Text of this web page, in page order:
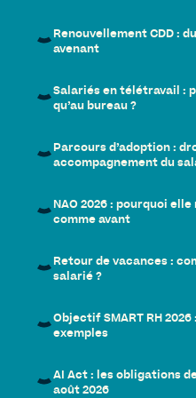
Renouvellement CDD :
avenant
Salariés en télétravail :
qu’au bureau ?
Parcours d’adoption :
accompagnement du
NAO 2026 : pourquoi
comme avant
Retour de vacances :
salarié ?
Objectif SMART RH
exemples
AI Act : les obligations
août 2026